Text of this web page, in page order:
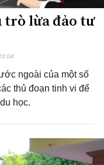
trò lừa đảo tư
ngoài của một số
thủ đoạn tinh vi để
học.